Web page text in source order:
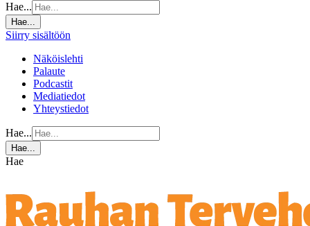
Hae...
Hae...
Siirry sisältöön
Näköislehti
Palaute
Podcastit
Mediatiedot
Yhteystiedot
Hae...
Hae...
Hae